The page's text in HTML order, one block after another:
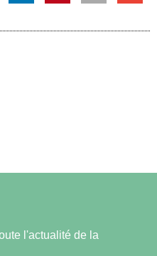
l'actualité de la